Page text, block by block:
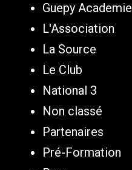
Guepy Academie
L'Association
La Source
Le Club
National 3
Non classé
Partenaires
Pré-Formation